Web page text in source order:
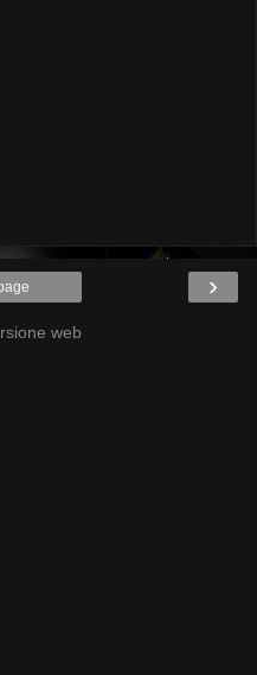
›
web